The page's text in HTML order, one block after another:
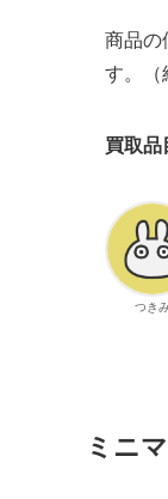
商品の
す。（
買取品
つき
ミニ